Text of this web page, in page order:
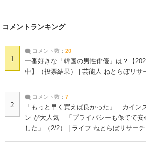
コメントランキング
1
コメント数： 20
一番好きな「韓国の男性俳優」は？【
中】（投票結果） | 芸能人 ねとらぼリサ
2
コメント数： 7
「もっと早く買えば良かった」 カイン
ン”が大人気 「プライバシーも保てて安
した」（2/2） | ライフ ねとらぼリサー